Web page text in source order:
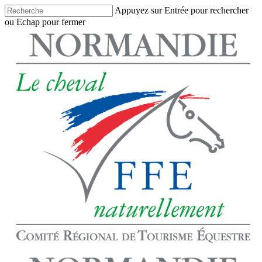
Skip
to
Appuyez sur Entrée pour rechercher
ou Echap pour fermer